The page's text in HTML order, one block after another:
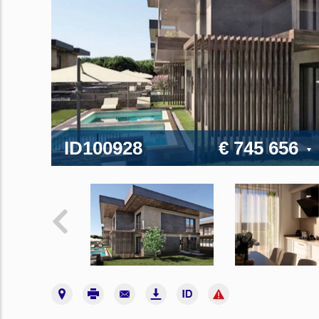
ID100928 € 745 656